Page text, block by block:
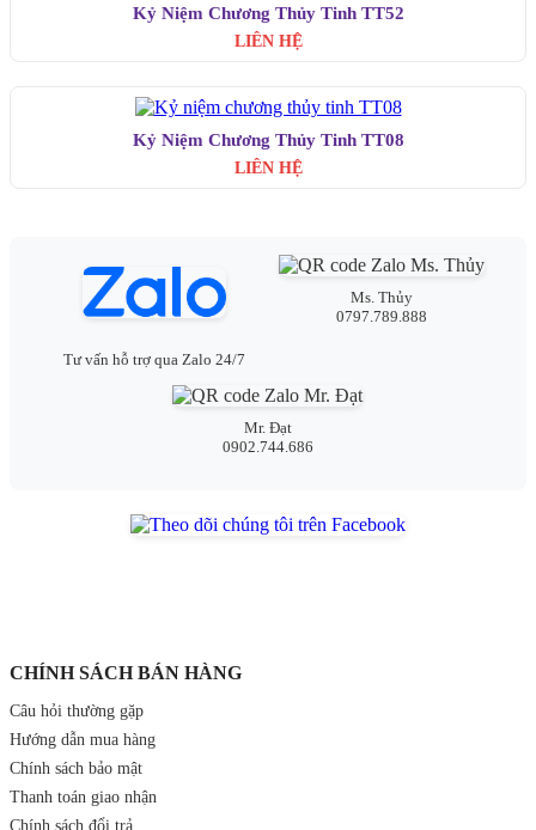
Kỷ Niệm Chương Thủy Tinh TT52
LIÊN HỆ
Kỷ Niệm Chương Thủy Tinh TT08
LIÊN HỆ
Tư vấn hỗ trợ qua Zalo 24/7
Ms. Thủy
0797.789.888
Mr. Đạt
0902.744.686
CHÍNH SÁCH BÁN HÀNG
Câu hỏi thường gặp
Hướng dẫn mua hàng
Chính sách bảo mật
Thanh toán giao nhận
Chính sách đổi trả